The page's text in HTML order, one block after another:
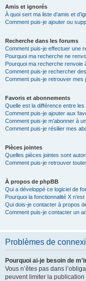
Amis et ignorés
À quoi sert ma liste d’amis et
Comment puis-je ajouter ou
Recherche dans les forums
Comment puis-je effectuer une
Pourquoi ma recherche ne
Pourquoi ma recherche renvoie
Comment puis-je rechercher
Comment puis-je retrouver
Favoris et abonnements
Quelle est la différence entre
Comment puis-je ajouter aux
Comment puis-je m’abonner à
Comment puis-je résilier mes
Pièces jointes
Quelles pièces jointes sont
Comment puis-je retrouver
À propos de phpBB
Qui a développé ce logiciel de
Pourquoi la fonctionnalité X
Qui dois-je contacter à propos
Comment puis-je contacter un
Problèmes de
Pourquoi ai-je besoin de
Vous n’êtes pas dans
peuvent limiter la